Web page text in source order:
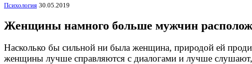
Психология 30.05.2019
Женщины намного больше мужчин
Насколько бы сильной ни была женщина, природой ей
женщины лучше справляются с диалогами и лучше